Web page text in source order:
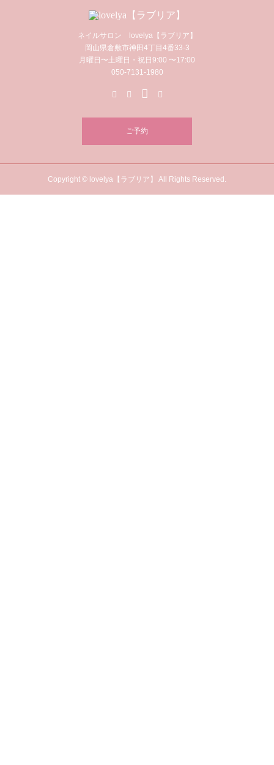
ネイルサロン lovelya【ラブリア】
岡山県倉敷市神田4丁目4番33-3
月曜日〜土曜日・祝日9:00 〜17:00
050-7131-1980
ご予約
Copyright © lovelya【ラブリア】 All Rights Reserved.